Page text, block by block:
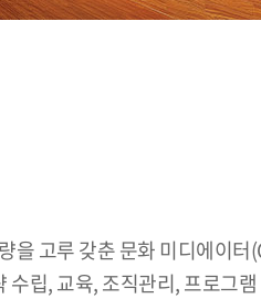
을 고루 갖춘 문화 미디에이
립, 교육, 조직관리, 프로그